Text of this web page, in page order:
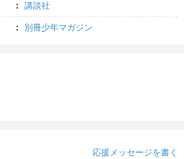
講談社
別冊少年マガジン
応援メッセージを書く